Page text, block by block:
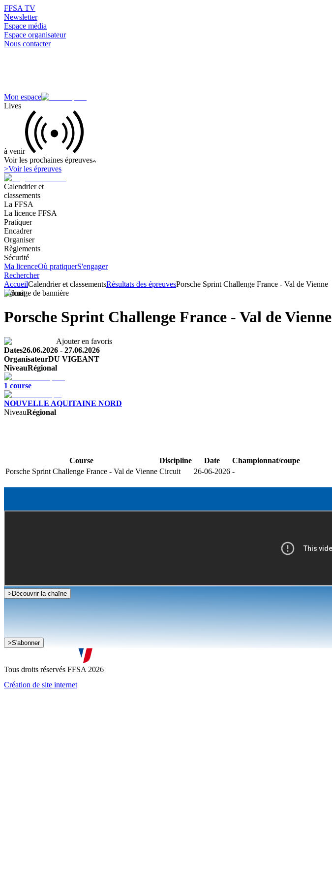
FFSA TV
Newsletter
Espace média
Espace organisateur
Nous contacter
Mon espace
Lives
à venir
Voir les prochaines épreuves
>Voir les épreuves
Calendrier et
classements
La FFSA
La licence FFSA
Pratiquer
Encadrer
Organiser
Règlements
Sécurité
Ma licenceOù pratiquerS'engager
Rechercher
AccueilCalendrier et classementsRésultats des épreuvesPorsche Sprint Challenge France - Val de Vienne
Circuit
Porsche Sprint Challenge France - Val de Vienne
Ajouter en favoris
Dates26.06.2026 - 27.06.2026
OrganisateurDU VIGEANT
NiveauRégional
1 course
NOUVELLE AQUITAINE NORD
NiveauRégional
Course Discipline Date
Championnat/coupe
Porsche Sprint Challenge France - Val de Vienne Circuit 26-06-2026 -
> Découvrir la chaîne
Je souhaite recevoir la newsletter de la FFSA
J'accepte que mes informations soient collectées conformément à la
>S'abonner
Tous droits réservés FFSA 2026
Création de site internet